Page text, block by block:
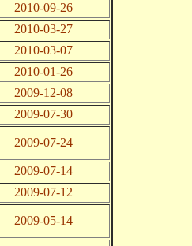
2010-09-26
2010-03-27
2010-03-07
2010-01-26
2009-12-08
2009-07-30
2009-07-24
2009-07-14
2009-07-12
2009-05-14